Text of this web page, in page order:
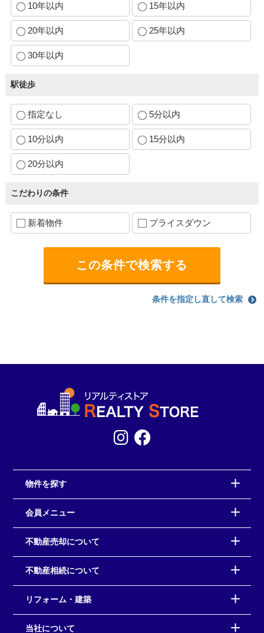
10年以内 15年以内
20年以内 25年以内
30年以内
駅徒歩
指定なし 5分以内
10分以内 15分以内
20分以内
こだわりの条件
新着物件 プライスダウン
条件を指定し直して検索
物件を探す
会員メニュー
不動産売却について
不動産相続について
リフォーム・建築
当社について